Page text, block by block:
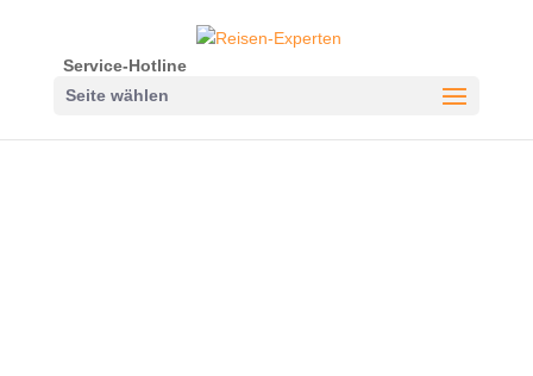
Service-Hotline
Seite wählen